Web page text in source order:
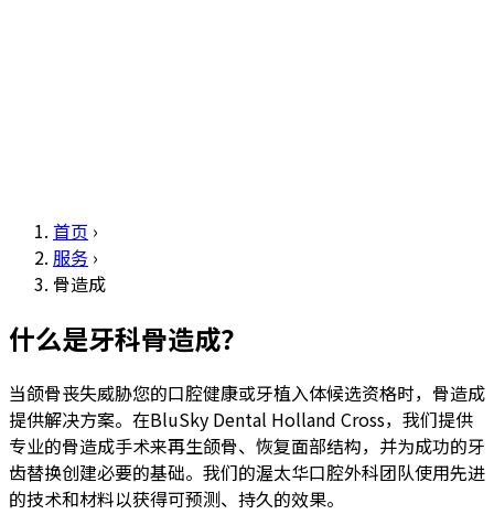
首页 ›
服务 ›
骨造成
什么是牙科骨造成？
当颌骨丧失威胁您的口腔健康或牙植入体候选资格时，骨造成
提供解决方案。在BluSky Dental Holland Cross，我们提供
专业的骨造成手术来再生颌骨、恢复面部结构，并为成功的牙
齿替换创建必要的基础。我们的渥太华口腔外科团队使用先进
的技术和材料以获得可预测、持久的效果。